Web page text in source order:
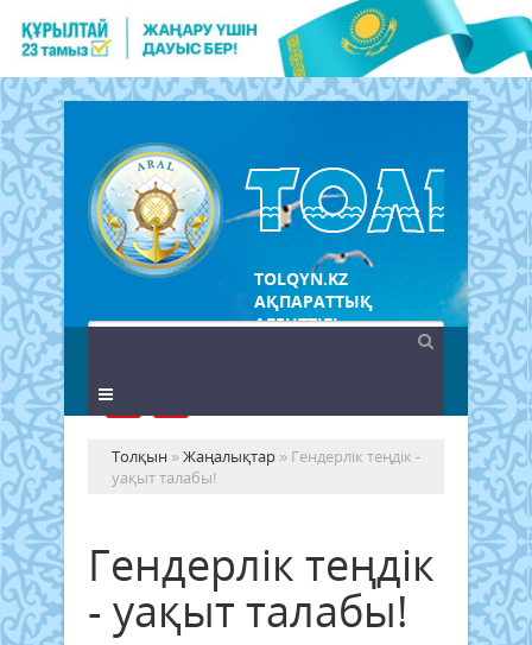
TOLQYN.KZ
АҚПАРАТТЫҚ
АГЕНТТІГІ
Толқын »Жаңалықтар » Гендерлік теңдік -
уақыт талабы!
Гендерлік теңдік
- уақыт талабы!